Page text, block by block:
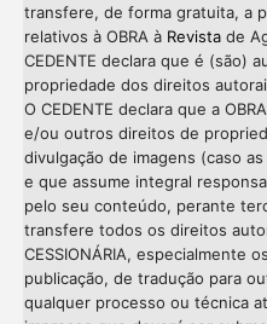
transfere, de forma gratuita, a
relativos à OBRA à Revistade
CEDENTE declara que é (são)
propriedade dos direitos
O CEDENTE declara que a
e/ou outros direitos de
divulgação de imagens (caso
e que assume integral
pelo seu conteúdo, perante
transfere todos os direitos
CESSIONÁRIA, especialmente
publicação, de tradução para
qualquer processo ou técnica